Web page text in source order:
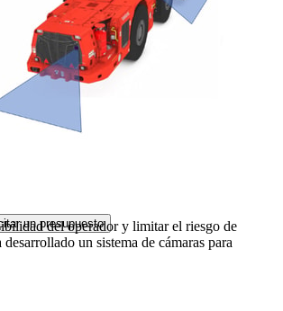
un presupuesto
del operador y limitar el riesgo de
un sistema de cámaras para